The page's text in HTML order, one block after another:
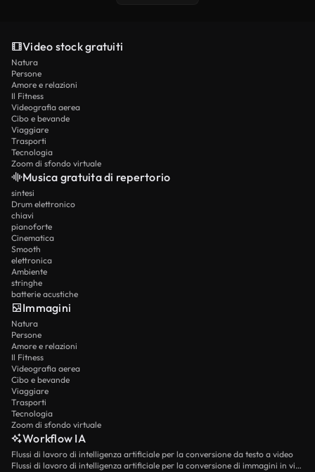
Video stock gratuiti
Natura
Persone
Amore e relazioni
Il Fitness
Videografia aerea
Cibo e bevande
Viaggiare
Trasporti
Tecnologia
Zoom di sfondo virtuale
Musica gratuita di repertorio
sintesi
Drum elettronico
chiavi
pianoforte
Cinematica
Smooth
elettronica
Ambiente
stringhe
batterie acustiche
Immagini
Natura
Persone
Amore e relazioni
Il Fitness
Videografia aerea
Cibo e bevande
Viaggiare
Trasporti
Tecnologia
Zoom di sfondo virtuale
Workflow IA
Flussi di lavoro di intelligenza artificiale per la conversione da testo a video
Flussi di lavoro di intelligenza artificiale per la conversione di immagini in video